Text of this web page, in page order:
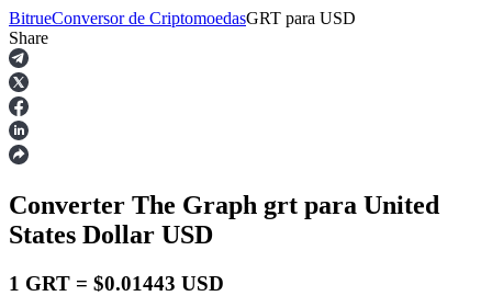
Futuros
BitrueConversor de CriptomoedasGRT para USD
Share
Converter The Graph grt para United
States Dollar USD
1 GRT = $0.01443 USD